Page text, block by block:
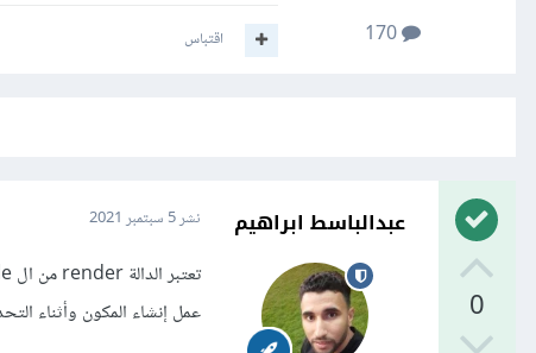
170
اقتباس
0
عبدالباسط ابراهيم نشر5 سبتمبر 2021
عمل إنشاء المكون وأثناء